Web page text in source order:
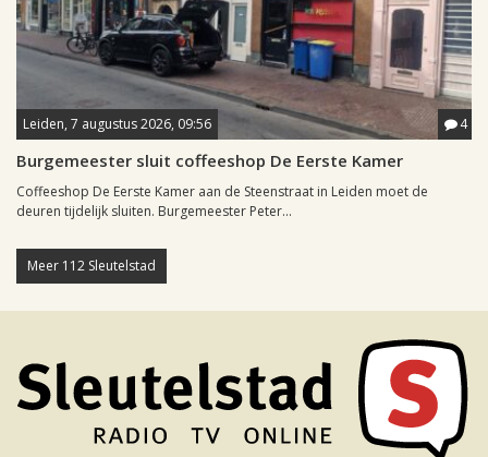
Leiden, 7 augustus 2026, 09:56 4
Burgemeester sluit coffeeshop De Eerste Kamer
Coffeeshop De Eerste Kamer aan de Steenstraat in Leiden moet de
deuren tijdelijk sluiten. Burgemeester Peter...
Meer 112 Sleutelstad